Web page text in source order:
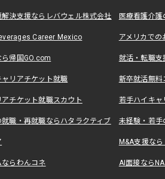
決支援ならレバウェル株式会社 医療看護介
Career Mexico アメリカで
帰国GO.com 就活・転職
リアチケット就職 新卒就活無料
チケット就職スカウト 若手ハイキ
職・再就職ならハタラクティブ 未経験・若手
M&A支援な
らわんコネ AI面接なら